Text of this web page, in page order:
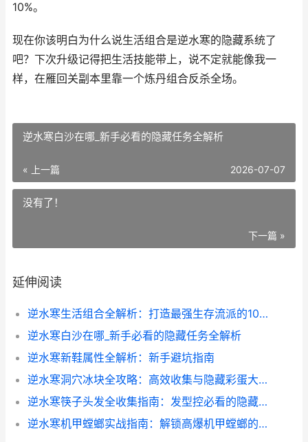
10%。
现在你该明白为什么说生活组合是逆水寒的隐藏系统了
吧？下次升级记得把生活技能带上，说不定就能像我一
样，在雁回关副本里靠一个炼丹组合反杀全场。
逆水寒白沙在哪_新手必看的隐藏任务全解析
« 上一篇 2026-07-07
没有了！
下一篇 »
延伸阅读
逆水寒生活组合全解析：打造最强生存流派的10个核心技巧
逆水寒白沙在哪_新手必看的隐藏任务全解析
逆水寒新鞋属性全解析：新手避坑指南
逆水寒洞穴冰块全攻略：高效收集与隐藏彩蛋大揭秘
逆水寒筷子头发全收集指南：发型控必看的隐藏彩蛋
逆水寒机甲螳螂实战指南：解锁高爆机甲螳螂的隐藏玩法